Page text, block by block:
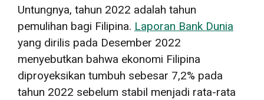
Untungnya, tahun 2022 adalah tahun
pemulihan bagi Filipina. Laporan Bank Dunia
yang dirilis pada Desember 2022
menyebutkan bahwa ekonomi Filipina
diproyeksikan tumbuh sebesar 7,2% pada
tahun 2022 sebelum stabil menjadi rata-rata